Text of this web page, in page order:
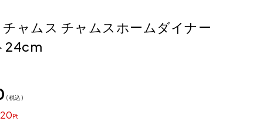
チャムス チャムスホームダイナー
24cm
税込
20